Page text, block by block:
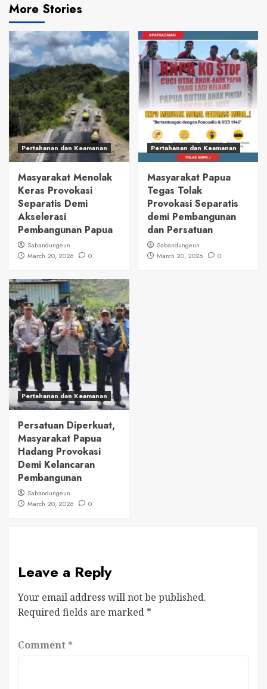
More Stories
Pertahanan dan Keamanan
Masyarakat Menolak
Keras Provokasi
Separatis Demi
Akselerasi
Pembangunan Papua
Sabandungeun
March 20, 2026
0
Pertahanan dan Keamanan
Masyarakat Papua
Tegas Tolak
Provokasi Separatis
demi Pembangunan
dan Persatuan
Sabandungeun
March 20, 2026
0
Pertahanan dan Keamanan
Persatuan Diperkuat,
Masyarakat Papua
Hadang Provokasi
Demi Kelancaran
Pembangunan
Sabandungeun
March 20, 2026
0
Leave a Reply
Your email address will not be published.
Required fields are marked *
Comment *